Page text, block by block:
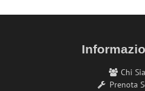
Chi
Prenota